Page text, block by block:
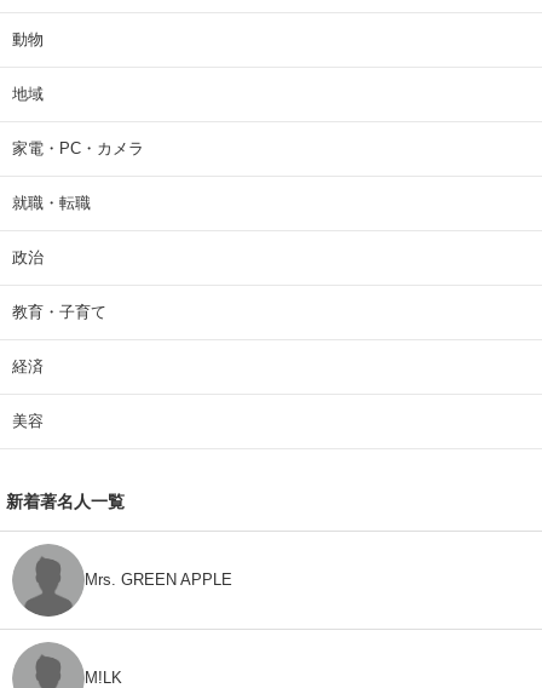
動物
地域
家電・PC・カメラ
就職・転職
政治
教育・子育て
経済
美容
新着著名人一覧
Mrs. GREEN APPLE
M!LK